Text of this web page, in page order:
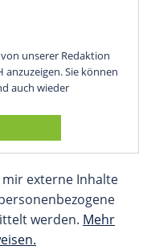
unserer Redaktion
Sie können
auch wieder
externe Inhalte
werden. Mehr